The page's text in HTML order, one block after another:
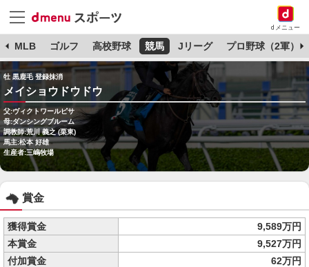
dメニュー
MLB ゴルフ 高校野球 競馬 Jリーグ プロ野球（2軍）
牡 黒鹿毛 登録抹消
メイショウドウドウ
父:ヴィクトワールピサ
母:ダンシングブルーム
調教師:荒川 義之 (栗東)
馬主:松本 好雄
生産者:三嶋牧場
賞金
獲得賞金
9,589万円
本賞金
9,527万円
付加賞金
62万円